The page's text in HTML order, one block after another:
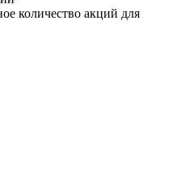
количество акций для